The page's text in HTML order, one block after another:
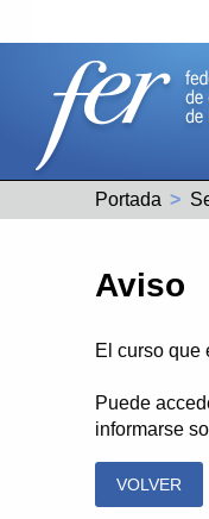
Portada
Aviso
El curso que
Puede
informarse
VOLVER